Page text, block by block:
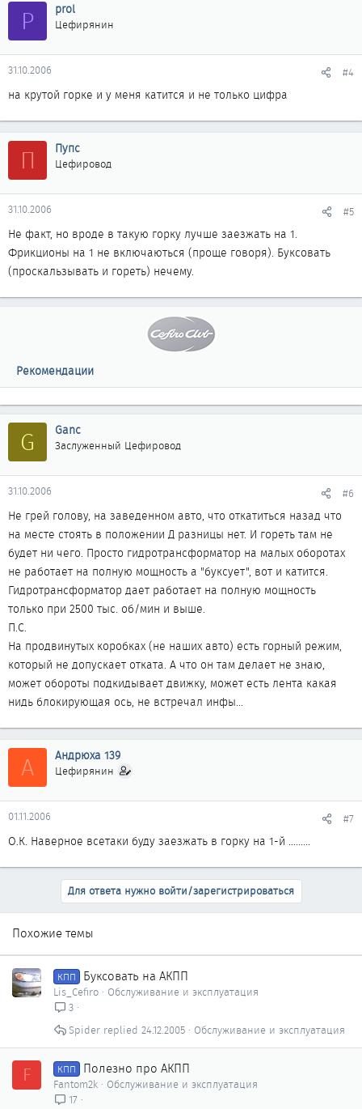
P prol
Цефирянин
31.10.2006 #4
на крутой горке и у меня катится и не только цифра
П Пупс
Цефировод
31.10.2006 #5
Не факт, но вроде в такую горку лучше заезжать на 1.
Фрикционы на 1 не включаються (проще говоря). Буксовать
(проскальзывать и гореть) нечему.
Рекомендации
G Ganc
Заслуженный Цефировод
31.10.2006 #6
Не грей голову, на заведенном авто, что откатиться назад что
на месте стоять в положении Д разницы нет. И гореть там не
будет ни чего. Просто гидротрансформатор на малых оборотах
не работает на полную мощность а "буксует", вот и катится.
Гидротрансформатор дает работает на полную мощность
только при 2500 тыс. об/мин и выше.
П.С.
На продвинутых коробках (не наших авто) есть горный режим,
который не допускает отката. А что он там делает не знаю,
может обороты подкидывает движку, может есть лента какая
нидь блокирующая ось, не встречал инфы...
А Андрюха 139
Цефирянин
01.11.2006 #7
О.К. Наверное всетаки буду заезжать в горку на 1-й .........
Для ответа нужно войти/зарегистрироваться
Похожие темы
КПП Буксовать на АКПП
Lis_Cefiro
Обслуживание и эксплуатация
3
Обслуживание и эксплуатация
24.12.2005
Spider
F КПП Полезно про АКПП
Fantom2k
Обслуживание и эксплуатация
17